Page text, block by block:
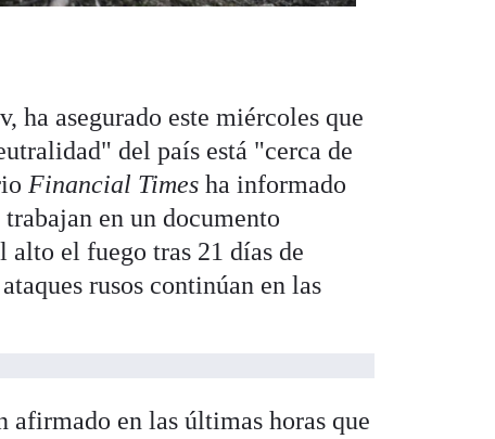
ha asegurado este miércoles que
del país está "cerca de
Financial Times ha informado
en un documento
alto el fuego tras 21 días de
rusos continúan en las
afirmado en las últimas horas que